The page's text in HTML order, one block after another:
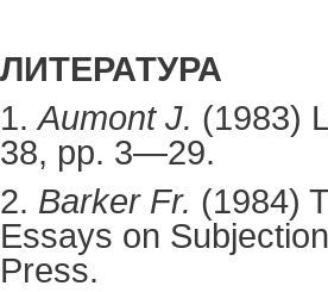
ЛИТЕРАТУРА
1.Aumont J. (1983)
38, pp. 3—29.
2. Barker Fr. (1984)
Essays on Subjection
Press.